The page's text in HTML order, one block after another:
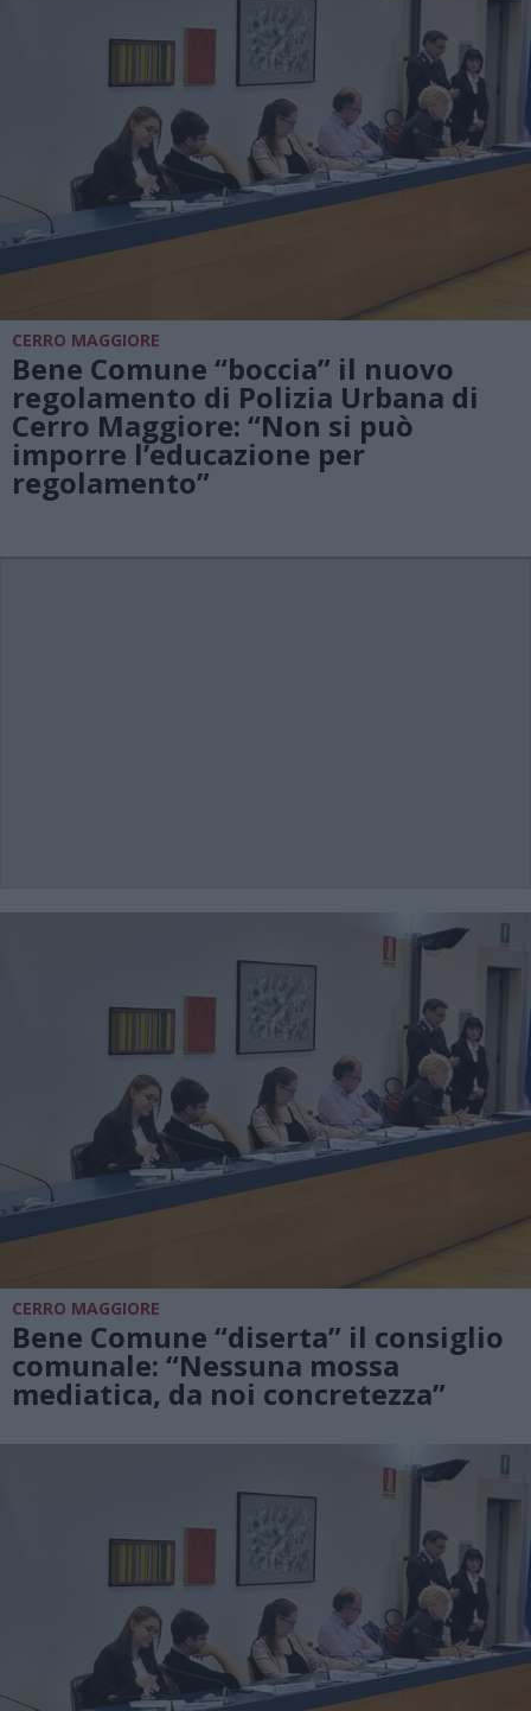
CERRO MAGGIORE
Bene Comune “boccia” il nuovo
regolamento di Polizia Urbana di
Cerro Maggiore: “Non si può
imporre l’educazione per
regolamento”
CERRO MAGGIORE
Bene Comune “diserta” il consiglio
comunale: “Nessuna mossa
mediatica, da noi concretezza”